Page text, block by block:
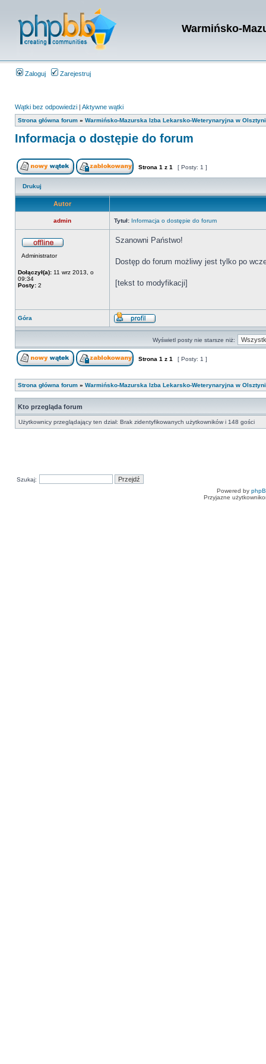
Warmińsko-
Zaloguj Zarejestruj
Wątki bez odpowiedzi | Aktywne wątki
Strona główna forum » Warmińsko-Mazurska Izba Lekarsko-Weterynaryjna w
Informacja o dostępie do forum
Strona 1 z 1 [ Posty: 1 ]
Drukuj
Autor
admin Tytuł: Informacja o dostępie do forum
Administrator
Dołączył(a): 11 wrz 2013, o
09:34
Posty: 2
Szanowni Państwo!
Dostęp do forum możliwy jest tylko po
[tekst to modyfikacji]
Góra
Wyświetl posty nie starsze niż:
Strona 1 z 1 [ Posty: 1 ]
Strona główna forum » Warmińsko-Mazurska Izba Lekarsko-Weterynaryjna w
Kto przegląda forum
Użytkownicy przeglądający ten dział: Brak zidentyfikowanych użytkowników i 148 gości
Szukaj:
Powered by
Przyjazne